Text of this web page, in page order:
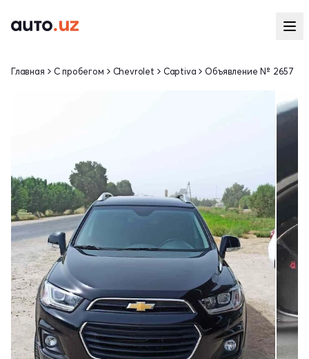
Главная С пробегом Chevrolet Captiva Объявление № 2657